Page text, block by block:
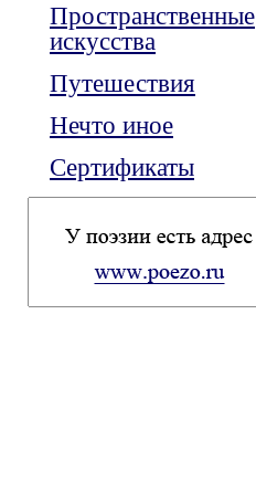
Пространственные
искусства
Путешествия
Нечто иное
Сертификаты